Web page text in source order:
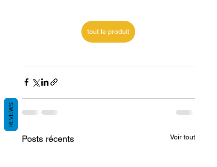
tout le produit
Posts récents Voir tout
REVIEWS